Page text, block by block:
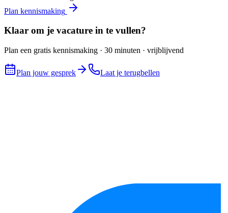
Plan kennismaking
Klaar om je vacature in te vullen?
Plan een gratis kennismaking · 30 minuten · vrijblijvend
Plan jouw gesprek Laat je terugbellen